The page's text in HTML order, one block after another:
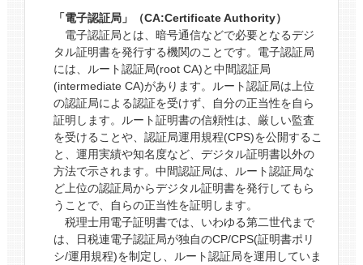
「電子認証局」（CA:Certificate Authority）
電子認証局とは、暗号通信などで必要となるデジ
タル証明書を発行する機関のことです。電子認証局
には、ルート認証局(root CA)と中間認証局
(intermediate CA)があります。ルート認証局は上位
の認証局による認証を受けず、自分の正当性を自ら
証明します。ルート証明書の信頼性は、厳しい監査
を受けることや、認証局運用規程(CPS)を公開するこ
と、運用実績や知名度など、デジタル証明書以外の
方法で示されます。中間認証局は、ルート認証局な
ど上位の認証局からデジタル証明書を発行してもら
うことで、自らの正当性を証明します。
税理士用電子証明書では、いわゆる第二世代まで
は、日税連電子認証局が独自のCP/CPS(証明書ポリ
シ/運用規程)を制定し、ルート認証局を運用していま